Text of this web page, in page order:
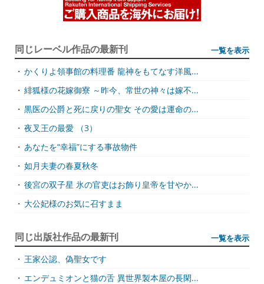
同じレーベル作品の最新刊 一覧を表示
・ かくりよ領事館の料理番 龍神をもてなす洋風...
・ 緋狐様の花嫁御寮 ～昨今、常世の神々は嫁不...
・ 黒医の公爵と死に戻りの聖女 その愛は運命の...
・ 夜叉王の最愛 （3）
・ あなたを“幸福”にする事故物件
・ 如月夫妻の春夏秋冬
・ 後宮の双子星 氷の官吏はお飾り皇帝を甘やか...
・ 大公妃様のお気に召すまま
同じ出版社作品の最新刊 一覧を表示
・ 王家公認、偽聖女です
・ エンデュミオンと猫の舌 異世界製本屋の長閑...